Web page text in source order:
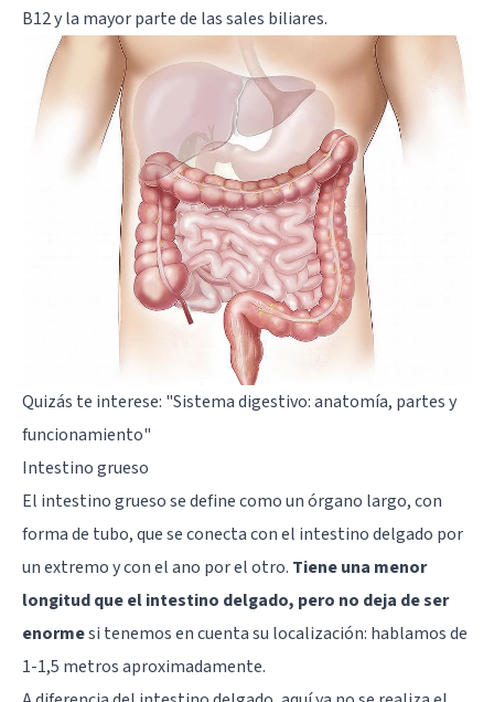
B12 y la mayor parte de las sales biliares.
Quizás te interese: "Sistema digestivo: anatomía, partes y
funcionamiento"
Intestino grueso
El intestino grueso se define como un órgano largo, con
forma de tubo, que se conecta con el intestino delgado por
un extremo y con el ano por el otro. Tiene una menor
longitud que el intestino delgado, pero no deja de ser
enormesi tenemos en cuenta su localización: hablamos de
1-1,5 metros aproximadamente.